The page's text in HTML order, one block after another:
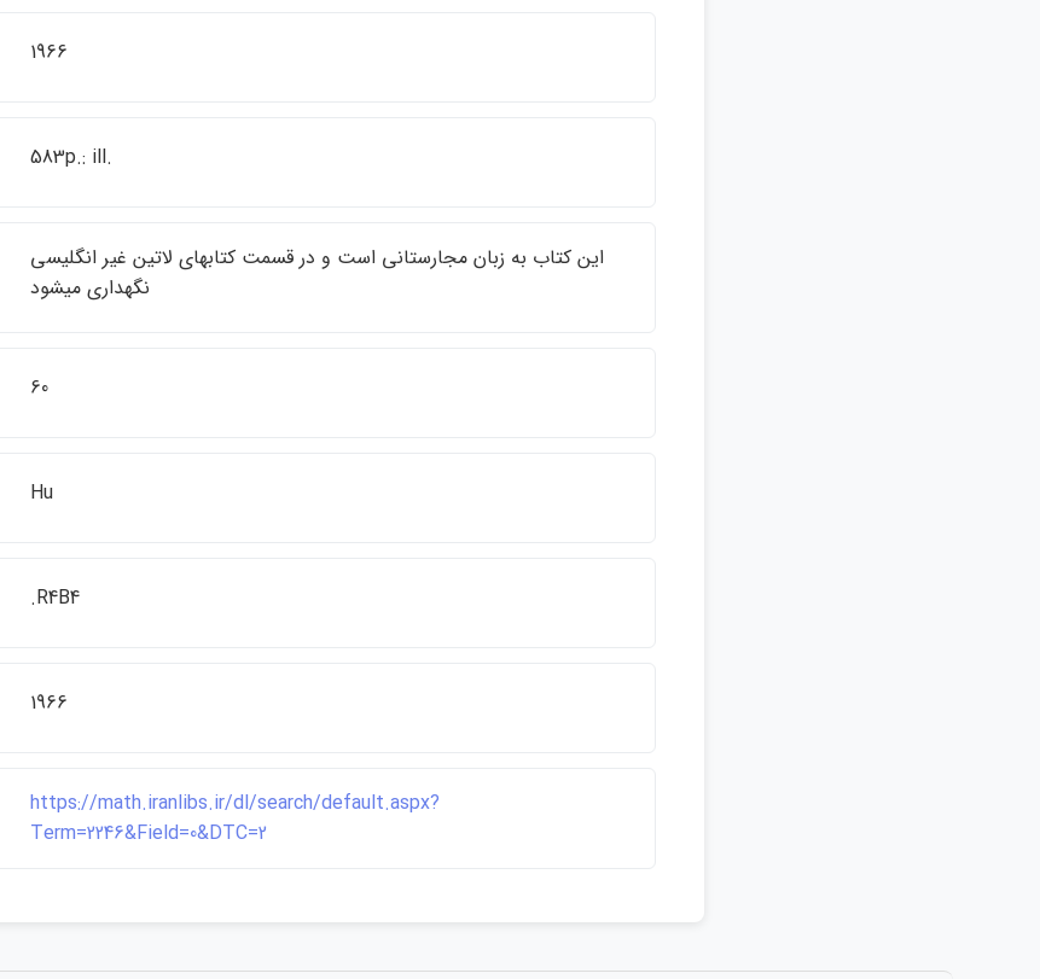
1966
583p.: ill.
اين كتاب به زبان مجارستاني است و در قسمت كتابهاي لاتين غير انگليسي
نگهداري ميشود
60
Hu
.R4B4
1966
https://math.iranlibs.ir/dl/search/default.aspx?
Term=2246&Field=0&DTC=2